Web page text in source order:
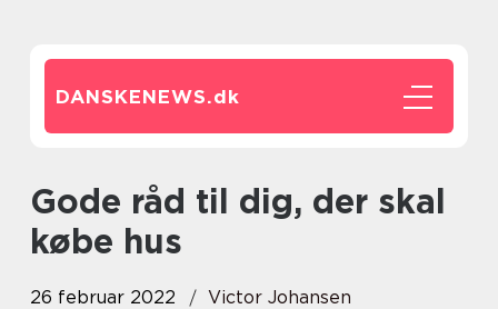
DANSKENEWS.dk
Gode råd til dig, der skal
købe hus
26 februar 2022
Victor Johansen